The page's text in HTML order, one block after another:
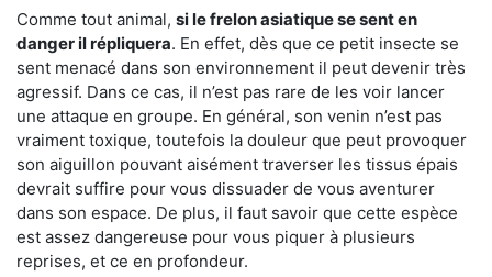
Comme tout animal, si le frelon asiatique se sent en
danger il répliquera. En effet, dès que ce petit insecte se
sent menacé dans son environnement il peut devenir très
agressif. Dans ce cas, il n’est pas rare de les voir lancer
une attaque en groupe. En général, son venin n’est pas
vraiment toxique, toutefois la douleur que peut provoquer
son aiguillon pouvant aisément traverser les tissus épais
devrait suffire pour vous dissuader de vous aventurer
dans son espace. De plus, il faut savoir que cette espèce
est assez dangereuse pour vous piquer à plusieurs
reprises, et ce en profondeur.